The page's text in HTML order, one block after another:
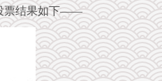
票结果如下——